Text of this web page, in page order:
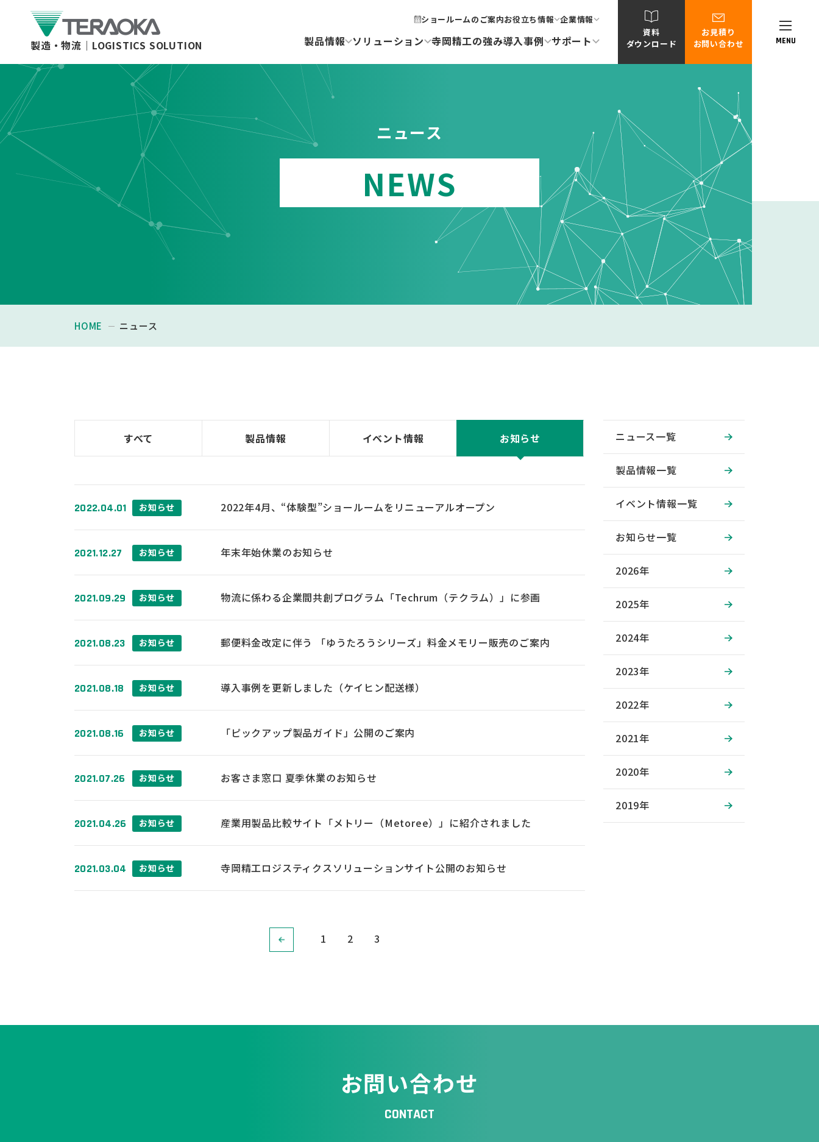
製造・物流｜ LOGISTICS SOLUTION MENU
ショールームのご案内お役立ち情報 企業情報
製品情報 ソリューション 寺岡精工の強み導入事例 サポート
資料
ダウンロード
お見積り
お問い合わせ
ニュース
NEWS
HOME ニュース
すべて 製品情報 イベント情報 お知らせ
2022.04.01 お知らせ 2022年4月、“体験型”ショールームをリニューアルオープン
2021.12.27 お知らせ 年末年始休業のお知らせ
2021.09.29 お知らせ 物流に係わる企業間共創プログラム「Techrum（テクラム）」に参画
2021.08.23 お知らせ 郵便料金改定に伴う 「ゆうたろうシリーズ」料金メモリー販売のご案内
2021.08.18 お知らせ 導入事例を更新しました（ケイヒン配送様）
2021.08.16 お知らせ 「ピックアップ製品ガイド」公開のご案内
2021.07.26 お知らせ お客さま窓口 夏季休業のお知らせ
2021.04.26 お知らせ 産業用製品比較サイト「メトリー（Metoree）」に紹介されました
2021.03.04 お知らせ 寺岡精工ロジスティクスソリューションサイト公開のお知らせ
1 2 3
ニュース一覧
製品情報一覧
イベント情報一覧
お知らせ一覧
2026年
2025年
2024年
2023年
2022年
2021年
2020年
2019年
お問い合わせ
CONTACT